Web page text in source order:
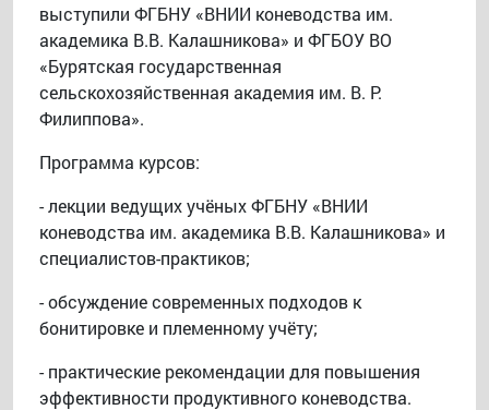
выступили ФГБНУ «ВНИИ коневодства им.
академика В.В. Калашникова» и ФГБОУ ВО
«Бурятская государственная
сельскохозяйственная академия им. В. Р.
Филиппова».
Программа курсов:
- лекции ведущих учёных ФГБНУ «ВНИИ
коневодства им. академика В.В. Калашникова» и
специалистов-практиков;
- обсуждение современных подходов к
бонитировке и племенному учёту;
- практические рекомендации для повышения
эффективности продуктивного коневодства.